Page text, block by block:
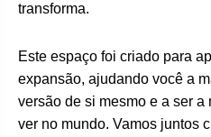
transforma.
Este espaço foi criado para
expansão, ajudando você a
versão de si mesmo e a ser a
ver no mundo. Vamos juntos